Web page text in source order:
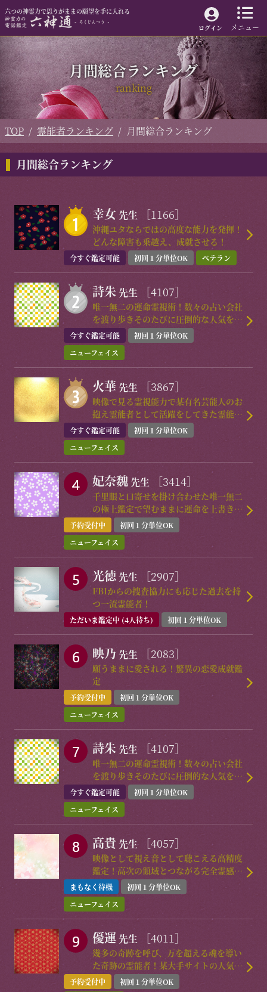
メニュー
六つの神霊力で思うがままの願望を手に入れる
ログイン
月間総合ランキング
ranking
TOP 霊能者ランキング 月間総合ランキング
月間総合ランキング
幸女先生 ［1166］
沖縄ユタならではの高度な能力を発揮！
どんな障害も乗越え、成就させる！
今すぐ鑑定可能 初回１分単位OK ベテラン
詩朱先生 ［4107］
唯一無二の運命霊視術！数々の占い会社
を渡り歩きそのたびに圧倒的な人気を集
めた実力派降臨！
今すぐ鑑定可能
初回１分単位OK
ニューフェイス
火華先生 ［3867］
映像で見る霊視能力で某有名芸能人のお
抱え霊能者として活躍をしてきた霊能者
が電撃降臨！
今すぐ鑑定可能
初回１分単位OK
ニューフェイス
妃奈魏先生 ［3414］
千里眼と口寄せを掛け合わせた唯一無二
の極上鑑定で望むままに運命を上書きし
好転導く超一流霊能者！
予約受付中
初回１分単位OK
ニューフェイス
光徳先生 ［2907］
FBIからの捜査協力にも応じた過去を持
つ一流霊能者！
ただいま鑑定中 (4人待ち) 初回１分単位OK
映乃 先生 ［2083］
願うままに愛される！驚異の恋愛成就鑑
定
予約受付中
初回１分単位OK
ニューフェイス
詩朱先生 ［4107］
唯一無二の運命霊視術！数々の占い会社
を渡り歩きそのたびに圧倒的な人気を集
めた実力派降臨！
今すぐ鑑定可能
初回１分単位OK
ニューフェイス
高貴 先生 ［4057］
映像として視え音として聴こえる高精度
鑑定！高次の領域とつながる完全霊感鑑
定
まもなく待機
初回１分単位OK
ニューフェイス
優運先生 ［4011］
幾多の奇跡を呼び、万を超える魂を導い
た奇跡の霊能者！某大手サイトの人気霊
能者が電撃降臨！
予約受付中
初回１分単位OK